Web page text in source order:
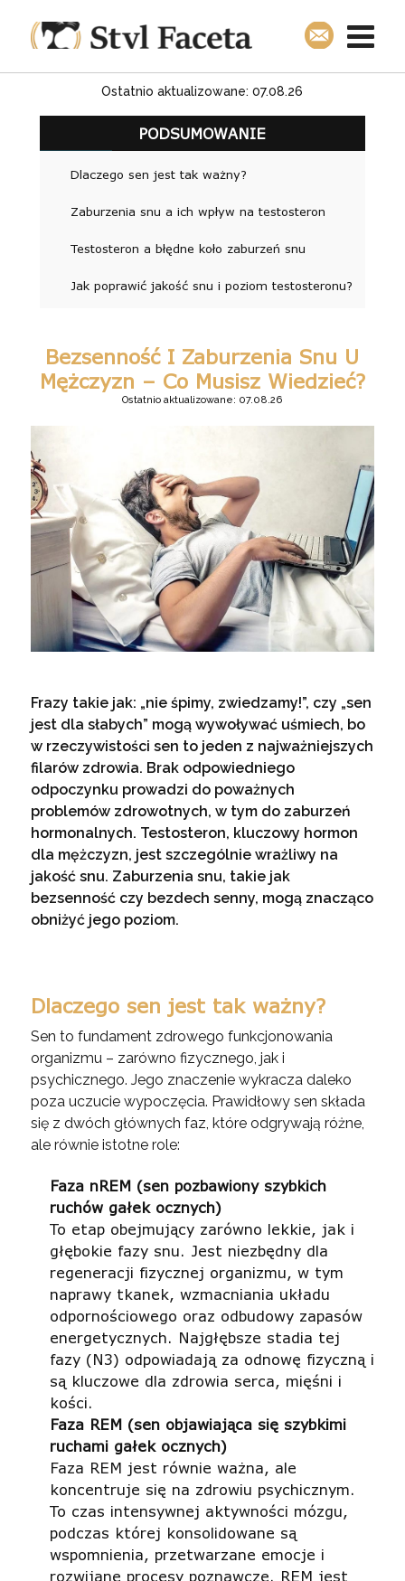
Ostatnio aktualizowane: 07.08.26
PODSUMOWANIE
Dlaczego sen jest tak ważny?
Zaburzenia snu a ich wpływ na testosteron
Testosteron a błędne koło zaburzeń snu
Jak poprawić jakość snu i poziom testosteronu?
Bezsenność I Zaburzenia Snu U
Mężczyzn – Co Musisz Wiedzieć?
Ostatnio aktualizowane: 07.08.26
Frazy takie jak: „nie śpimy, zwiedzamy!”, czy „sen
jest dla słabych” mogą wywoływać uśmiech, bo
w rzeczywistości sen to jeden z najważniejszych
filarów zdrowia. Brak odpowiedniego
odpoczynku prowadzi do poważnych
problemów zdrowotnych, w tym do zaburzeń
hormonalnych. Testosteron, kluczowy hormon
dla mężczyzn, jest szczególnie wrażliwy na
jakość snu. Zaburzenia snu, takie jak
bezsenność czy bezdech senny, mogą znacząco
obniżyć jego poziom.
Dlaczego sen jest tak ważny?
Sen to fundament zdrowego funkcjonowania
organizmu – zarówno fizycznego, jak i
psychicznego. Jego znaczenie wykracza daleko
poza uczucie wypoczęcia. Prawidłowy sen składa
się z dwóch głównych faz, które odgrywają różne,
ale równie istotne role:
Faza nREM (sen pozbawiony szybkich
ruchów gałek ocznych)
To etap obejmujący zarówno lekkie, jak i
głębokie fazy snu. Jest niezbędny dla
regeneracji fizycznej organizmu, w tym
naprawy tkanek, wzmacniania układu
odpornościowego oraz odbudowy zapasów
energetycznych. Najgłębsze stadia tej
fazy (N3) odpowiadają za odnowę fizyczną i
są kluczowe dla zdrowia serca, mięśni i
kości.
Faza REM (sen objawiająca się szybkimi
ruchami gałek ocznych)
Faza REM jest równie ważna, ale
koncentruje się na zdrowiu psychicznym.
To czas intensywnej aktywności mózgu,
podczas której konsolidowane są
wspomnienia, przetwarzane emocje i
rozwijane procesy poznawcze. REM jest